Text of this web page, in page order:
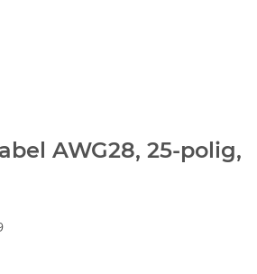
AWG28, 25-polig,